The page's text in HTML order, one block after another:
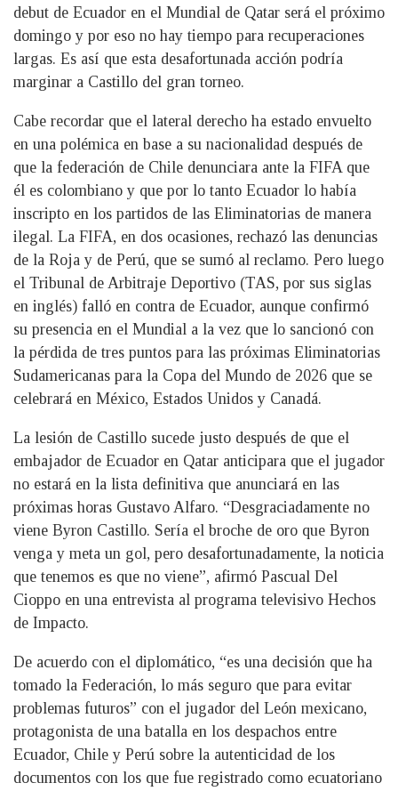
debut de Ecuador en el Mundial de Qatar será el próximo
domingo y por eso no hay tiempo para recuperaciones
largas. Es así que esta desafortunada acción podría
marginar a Castillo del gran torneo.
Cabe recordar que el lateral derecho ha estado envuelto
en una polémica en base a su nacionalidad después de
que la federación de Chile denunciara ante la FIFA que
él es colombiano y que por lo tanto Ecuador lo había
inscripto en los partidos de las Eliminatorias de manera
ilegal. La FIFA, en dos ocasiones, rechazó las denuncias
de la Roja y de Perú, que se sumó al reclamo. Pero luego
el Tribunal de Arbitraje Deportivo (TAS, por sus siglas
en inglés) falló en contra de Ecuador, aunque confirmó
su presencia en el Mundial a la vez que lo sancionó con
la pérdida de tres puntos para las próximas Eliminatorias
Sudamericanas para la Copa del Mundo de 2026 que se
celebrará en México, Estados Unidos y Canadá.
La lesión de Castillo sucede justo después de que el
embajador de Ecuador en Qatar anticipara que el jugador
no estará en la lista definitiva que anunciará en las
próximas horas Gustavo Alfaro. “Desgraciadamente no
viene Byron Castillo. Sería el broche de oro que Byron
venga y meta un gol, pero desafortunadamente, la noticia
que tenemos es que no viene”, afirmó Pascual Del
Cioppo en una entrevista al programa televisivo Hechos
de Impacto.
De acuerdo con el diplomático, “es una decisión que ha
tomado la Federación, lo más seguro que para evitar
problemas futuros” con el jugador del León mexicano,
protagonista de una batalla en los despachos entre
Ecuador, Chile y Perú sobre la autenticidad de los
documentos con los que fue registrado como ecuatoriano